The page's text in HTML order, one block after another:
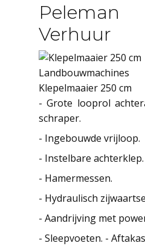
Verhuur
Landbouwmachines
Klepelmaaier 250 cm
- Grote looprol
schraper.
- Ingebouwde vrijloop.
- Instelbare achterklep.
- Hamermessen.
- Hydraulisch
- Aandrijving met
- Sleepvoeten. - Aftakas